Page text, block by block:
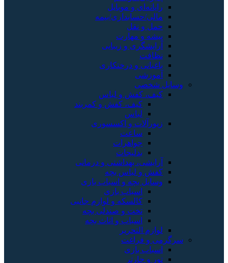
رایانه‌ای و موبایل
مالی/حسابداری/بیمه
حمل و نقل
پیشه و مهارت
آرایشگری و زیبایی
نظافت
باغبانی و درختکاری
آموزشی
وسایل شخصی
کیف، کفش و لباس
کیف، کفش و کمربند
لباس
زیورآلات و اکسسوری
ساعت
جواهرات
بدلیجات
آرایشی، بهداشتی و درمانی
کفش و لباس بچه
وسایل بچه و اسباب بازی
اسباب بازی
کالسکه و لوازم جانبی
تخت و صندلی بچه
اسباب و اثاث بچه
لوازم التحریر
سرگرمی و فراغت
اسباب‌ بازی
تور و چارتر